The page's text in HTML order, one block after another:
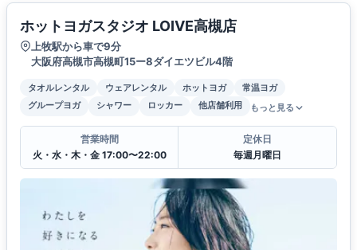
ホットヨガスタジオ LOIVE高槻店
上牧駅から車で9分
大阪府高槻市高槻町15ー8ダイエツビル4階
タオルレンタル ウェアレンタル ホットヨガ
常温ヨガ
グループヨガ
シャワー ロッカー 他店舗利用 もっと見る
営業時間
火・水・木・金 17:00〜22:00
定休日
毎週月曜日